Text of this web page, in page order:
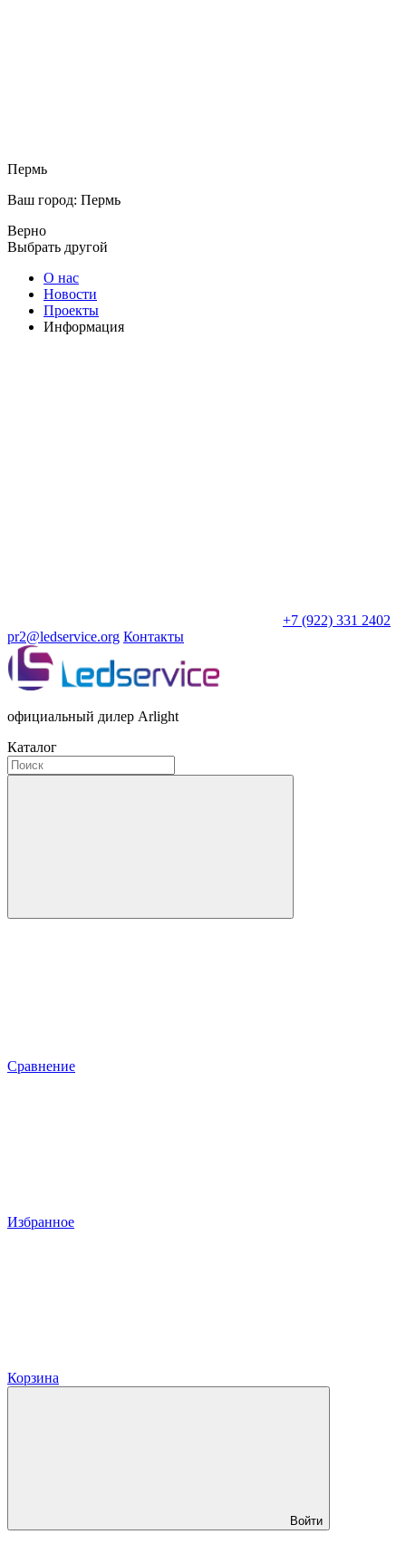
Пермь
Ваш город: Пермь
Верно
Выбрать другой
О нас
Новости
Проекты
Информация
+7 (922) 331 2402
pr2@ledservice.org Контакты
официальный дилер Arlight
Каталог
Сравнение
Избранное
Корзина
Войти